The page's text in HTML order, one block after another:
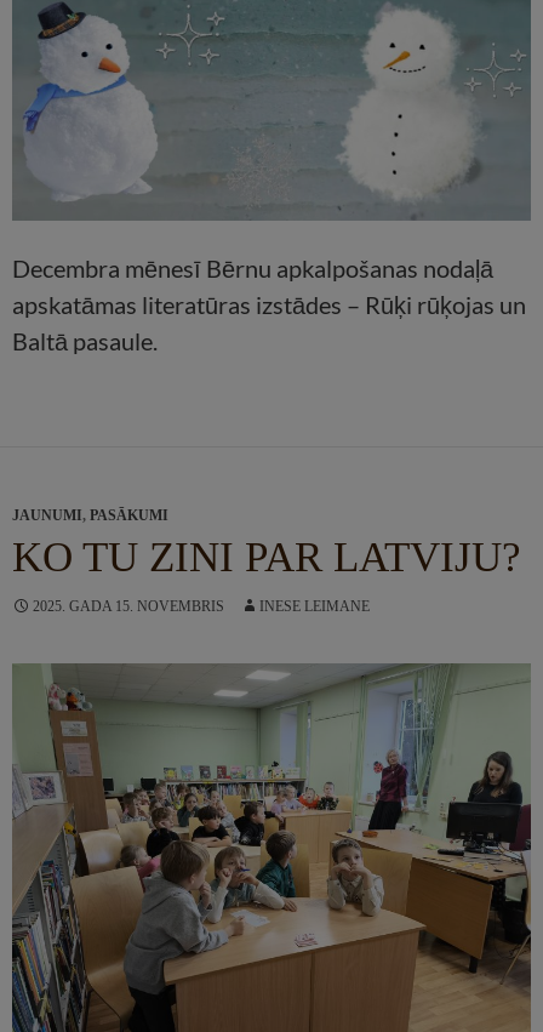
Decembra mēnesī Bērnu apkalpošanas nodaļā
apskatāmas literatūras izstādes – Rūķi rūķojas un
Baltā pasaule.
JAUNUMI, PASĀKUMI
KO TU ZINI PAR LATVIJU?
2025. GADA 15. NOVEMBRIS INESE LEIMANE